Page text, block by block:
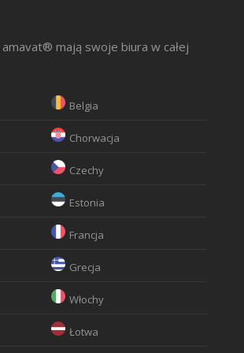
amavat® mają swoje biura w całej
Belgia
Chorwacja
Czechy
Estonia
Francja
Grecja
Włochy
Łotwa